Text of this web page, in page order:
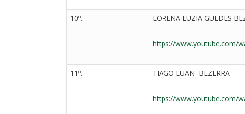
10º. LORENA LUZIA GUEDES
https://www.youtube.com/
11º. TIAGO LUAN BEZERRA
https://www.youtube.com/